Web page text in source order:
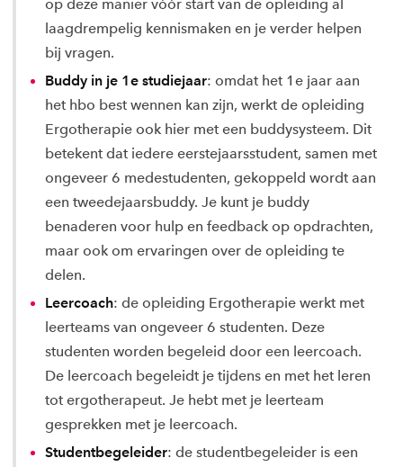
op deze manier vóór start van de opleiding al
laagdrempelig kennismaken en je verder helpen
bij vragen.
Buddy in je 1e studiejaar: omdat het 1e jaar aan
het hbo best wennen kan zijn, werkt de opleiding
Ergotherapie ook hier met een buddysysteem. Dit
betekent dat iedere eerstejaarsstudent, samen met
ongeveer 6 medestudenten, gekoppeld wordt aan
een tweedejaarsbuddy. Je kunt je buddy
benaderen voor hulp en feedback op opdrachten,
maar ook om ervaringen over de opleiding te
delen.
Leercoach: de opleiding Ergotherapie werkt met
leerteams van ongeveer 6 studenten. Deze
studenten worden begeleid door een leercoach.
De leercoach begeleidt je tijdens en met het leren
tot ergotherapeut. Je hebt met je leerteam
gesprekken met je leercoach.
Studentbegeleider: de studentbegeleider is een